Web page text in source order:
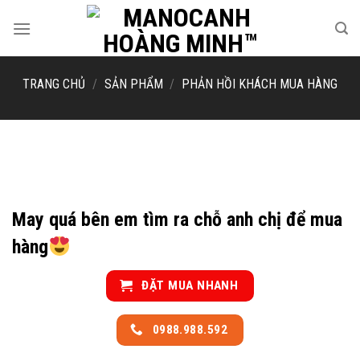
TRANG CHỦ / SẢN PHẨM / PHẢN HỒI KHÁCH MUA HÀNG
May quá bên em tìm ra chỗ anh chị để mua
hàng
ĐẶT MUA NHANH
0988.988.592